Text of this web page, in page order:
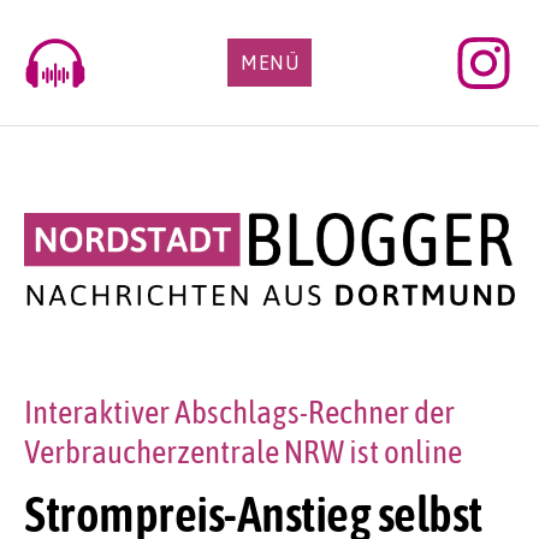
content
MENÜ
Strompreis-Anstieg selbst
Interaktiver Abschlags-Rechner der
Verbraucherzentrale NRW ist online